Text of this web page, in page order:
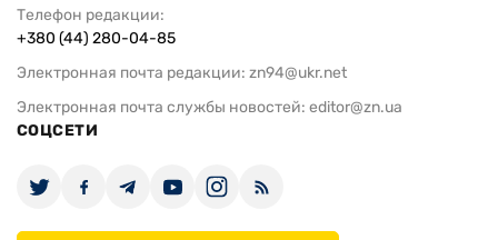
Телефон редакции:
+380 (44) 280-04-85
Электронная почта редакции: zn94@ukr.net
Электронная почта службы новостей: editor@zn.ua
СОЦСЕТИ